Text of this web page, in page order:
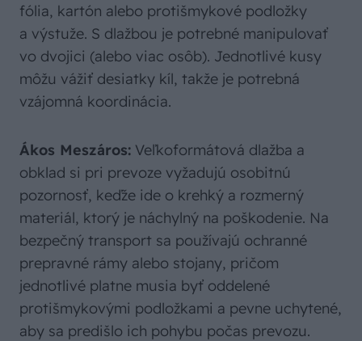
fólia, kartón alebo protišmykové podložky
a výstuže. S dlažbou je potrebné manipulovať
vo dvojici (alebo viac osôb). Jednotlivé kusy
môžu vážiť desiatky kíl, takže je potrebná
vzájomná koordinácia.
Ákos Meszáros: Veľkoformátová dlažba a
obklad si pri prevoze vyžadujú osobitnú
pozornosť, keďže ide o krehký a rozmerný
materiál, ktorý je náchylný na poškodenie. Na
bezpečný transport sa používajú ochranné
prepravné rámy alebo stojany, pričom
jednotlivé platne musia byť oddelené
protišmykovými podložkami a pevne uchytené,
aby sa predišlo ich pohybu počas prevozu.